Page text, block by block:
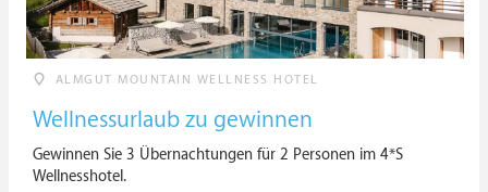
ALMGUT MOUNTAIN WELLNESS HOTEL
Wellnessurlaub zu gewinnen
Gewinnen Sie 3 Übernachtungen für 2 Personen im 4*S
Wellnesshotel.